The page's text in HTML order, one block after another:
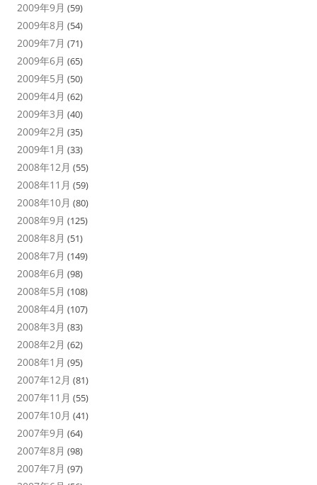
2009年9月 (59)
2009年8月 (54)
2009年7月 (71)
2009年6月 (65)
2009年5月 (50)
2009年4月 (62)
2009年3月 (40)
2009年2月 (35)
2009年1月 (33)
2008年12月 (55)
2008年11月 (59)
2008年10月 (80)
2008年9月 (125)
2008年8月 (51)
2008年7月 (149)
2008年6月 (98)
2008年5月 (108)
2008年4月 (107)
2008年3月 (83)
2008年2月 (62)
2008年1月 (95)
2007年12月 (81)
2007年11月 (55)
2007年10月 (41)
2007年9月 (64)
2007年8月 (98)
2007年7月 (97)